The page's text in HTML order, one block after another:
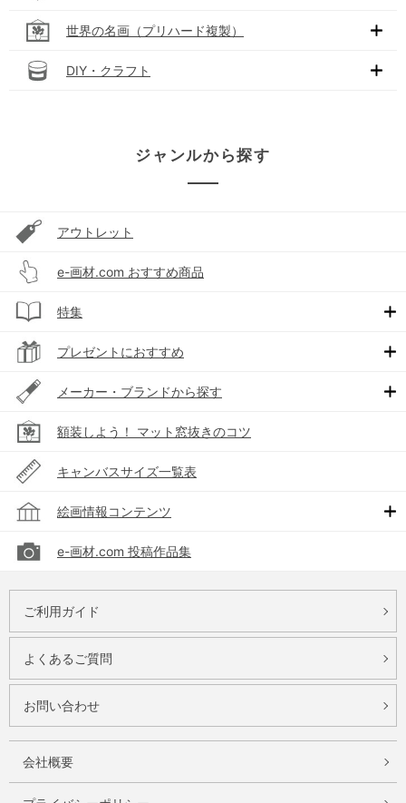
世界の名画（プリハード複製）
DIY・クラフト
ジャンルから探す
アウトレット
e-画材.com おすすめ商品
特集
プレゼントにおすすめ
メーカー・ブランドから探す
額装しよう！ マット窓抜きのコツ
キャンバスサイズ一覧表
絵画情報コンテンツ
e-画材.com 投稿作品集
ご利用ガイド
よくあるご質問
お問い合わせ
会社概要